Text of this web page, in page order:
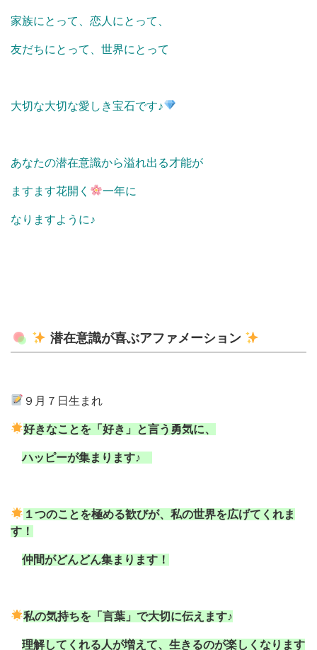
家族にとって、恋人にとって、
友だちにとって、世界にとって
大切な大切な愛しき宝石です♪
あなたの潜在意識から溢れ出る才能が
ますます花開く 一年に
なりますように♪
潜在意識が喜ぶアファメーション
９月７日生まれ
好きなことを「好き」と言う勇気に、
ハッピーが集まります♪
１つのことを極める歓びが、私の世界を広げてくれま
す！
仲間がどんどん集まります！
私の気持ちを「言葉」で大切に伝えます♪
理解してくれる人が増えて、生きるのが楽しくなります